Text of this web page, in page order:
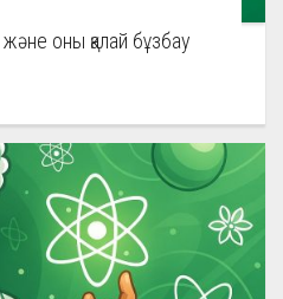
оны қалай бұзбау